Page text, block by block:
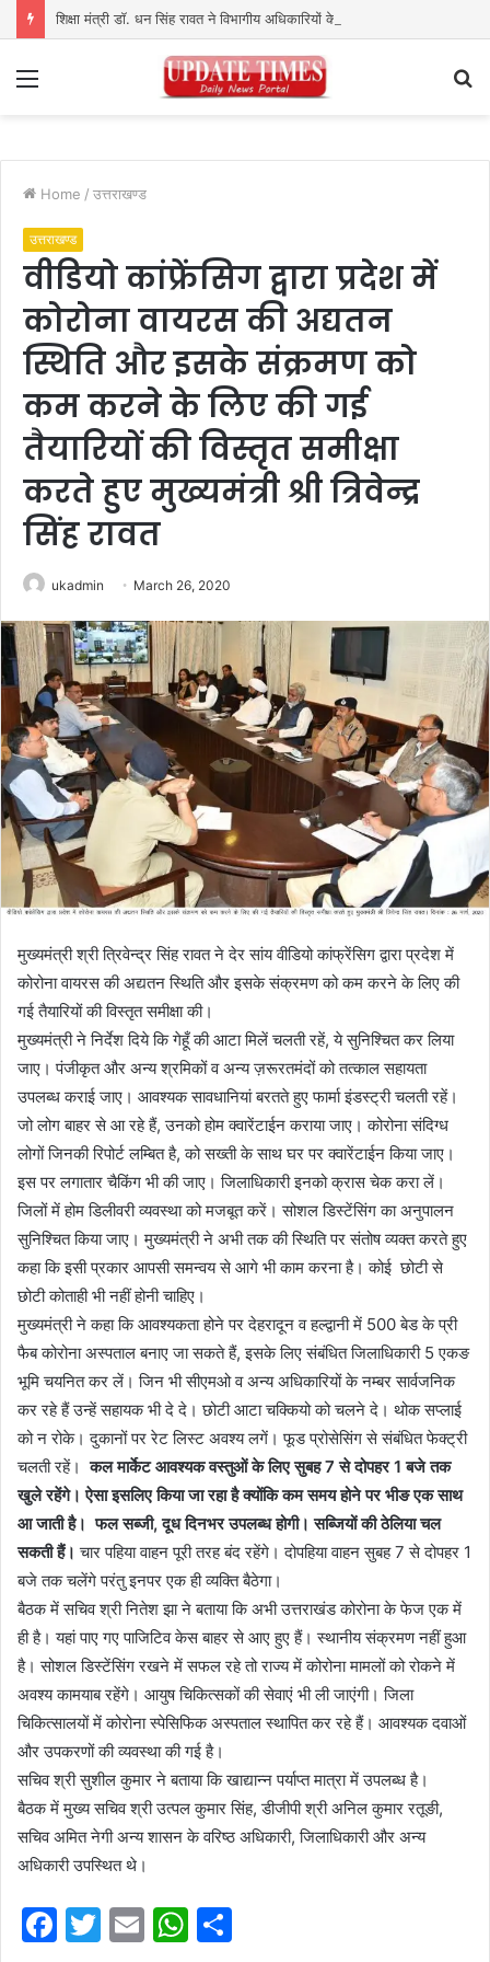
शिक्षा मंत्री डॉ. धन सिंह रावत ने विभागीय अधिकारियों के साथ की समीक्षा बैठक
Home / उत्तराखण्ड
उत्तराखण्ड
वीडियो कांफ्रेंसिग द्वारा प्रदेश में
कोरोना वायरस की अद्यतन
स्थिति और इसके संक्रमण को
कम करने के लिए की गई
तैयारियों की विस्तृत समीक्षा
करते हुए मुख्यमंत्री श्री त्रिवेन्द्र
सिंह रावत
ukadmin March 26, 2020
मुख्यमंत्री श्री त्रिवेन्द्र सिंह रावत ने देर सांय वीडियो कांफ्रेंसिग द्वारा प्रदेश में
कोरोना वायरस की अद्यतन स्थिति और इसके संक्रमण को कम करने के लिए की
गई तैयारियों की विस्तृत समीक्षा की।
मुख्यमंत्री ने निर्देश दिये कि गेहूँ की आटा मिलें चलती रहें, ये सुनिश्चित कर लिया
जाए। पंजीकृत और अन्य श्रमिकों व अन्य ज़रूरतमंदों को तत्काल सहायता
उपलब्ध कराई जाए। आवश्यक सावधानियां बरतते हुए फार्मा इंडस्ट्री चलती रहें।
जो लोग बाहर से आ रहे हैं, उनको होम क्वारेंटाईन कराया जाए। कोरोना संदिग्ध
लोगों जिनकी रिपोर्ट लम्बित है, को सख्ती के साथ घर पर क्वारेंटाईन किया जाए।
इस पर लगातार चैकिंग भी की जाए। जिलाधिकारी इनको क्रास चेक करा लें।
जिलों में होम डिलीवरी व्यवस्था को मजबूत करें। सोशल डिस्टेंसिंग का अनुपालन
सुनिश्चित किया जाए। मुख्यमंत्री ने अभी तक की स्थिति पर संतोष व्यक्त करते हुए
कहा कि इसी प्रकार आपसी समन्वय से आगे भी काम करना है। कोई छोटी से
छोटी कोताही भी नहीं होनी चाहिए।
मुख्यमंत्री ने कहा कि आवश्यकता होने पर देहरादून व हल्द्वानी में 500 बेड के प्री
फैब कोरोना अस्पताल बनाए जा सकते हैं, इसके लिए संबंधित जिलाधिकारी 5 एकङ
भूमि चयनित कर लें। जिन भी सीएमओ व अन्य अधिकारियों के नम्बर सार्वजनिक
कर रहे हैं उन्हें सहायक भी दे दे। छोटी आटा चक्कियो को चलने दे। थोक सप्लाई
को न रोके। दुकानों पर रेट लिस्ट अवश्य लगें। फूड प्रोसेसिंग से संबंधित फेक्ट्री
चलती रहें।कल मार्केट आवश्यक वस्तुओं के लिए सुबह 7 से दोपहर 1 बजे तक
खुले रहेंगे। ऐसा इसलिए किया जा रहा है क्योंकि कम समय होने पर भीङ एक साथ
आ जाती है। फल सब्जी, दूध दिनभर उपलब्ध होगी। सब्जियों की ठेलिया चल
सकती हैं। चार पहिया वाहन पूरी तरह बंद रहेंगे। दोपहिया वाहन सुबह 7 से दोपहर 1
बजे तक चलेंगे परंतु इनपर एक ही व्यक्ति बैठेगा।
बैठक में सचिव श्री नितेश झा ने बताया कि अभी उत्तराखंड कोरोना के फेज एक में
ही है। यहां पाए गए पाजिटिव केस बाहर से आए हुए हैं। स्थानीय संक्रमण नहीं हुआ
है। सोशल डिस्टेंसिंग रखने में सफल रहे तो राज्य में कोरोना मामलों को रोकने में
अवश्य कामयाब रहेंगे। आयुष चिकित्सकों की सेवाएं भी ली जाएंगी। जिला
चिकित्सालयों में कोरोना स्पेसिफिक अस्पताल स्थापित कर रहे हैं। आवश्यक दवाओं
और उपकरणों की व्यवस्था की गई है।
सचिव श्री सुशील कुमार ने बताया कि खाद्यान्न पर्याप्त मात्रा में उपलब्ध है।
बैठक में मुख्य सचिव श्री उत्पल कुमार सिंह, डीजीपी श्री अनिल कुमार रतूङी,
सचिव अमित नेगी अन्य शासन के वरिष्ठ अधिकारी, जिलाधिकारी और अन्य
अधिकारी उपस्थित थे।
F
T
E
W